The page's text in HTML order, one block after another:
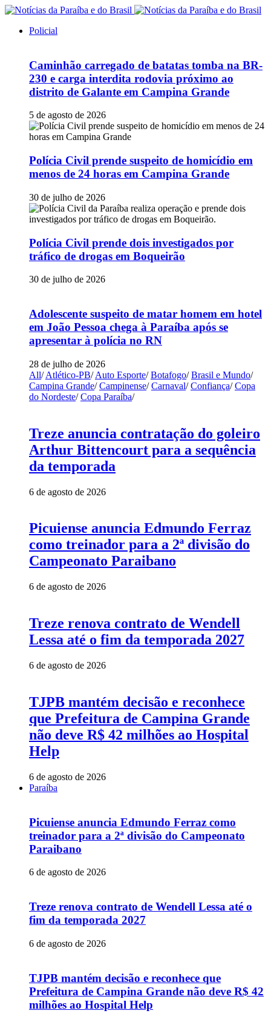
Policial
Caminhão carregado de batatas tomba na BR-
230 e carga interdita rodovia próximo ao
distrito de Galante em Campina Grande
5 de agosto de 2026
Polícia Civil prende suspeito de homicídio em
menos de 24 horas em Campina Grande
30 de julho de 2026
Polícia Civil prende dois investigados por
tráfico de drogas em Boqueirão
30 de julho de 2026
Adolescente suspeito de matar homem em hotel
em João Pessoa chega à Paraíba após se
apresentar à polícia no RN
28 de julho de 2026
All/ Atlético-PB/ Auto Esporte/ Botafogo/ Brasil e Mundo/
Campina Grande/ Campinense/ Carnaval/ Confiança/ Copa
do Nordeste/ Copa Paraíba/
Treze anuncia contratação do goleiro
Arthur Bittencourt para a sequência
da temporada
6 de agosto de 2026
Picuiense anuncia Edmundo Ferraz
como treinador para a 2ª divisão do
Campeonato Paraibano
6 de agosto de 2026
Treze renova contrato de Wendell
Lessa até o fim da temporada 2027
6 de agosto de 2026
TJPB mantém decisão e reconhece
que Prefeitura de Campina Grande
não deve R$ 42 milhões ao Hospital
Help
6 de agosto de 2026
Paraíba
Picuiense anuncia Edmundo Ferraz como
treinador para a 2ª divisão do Campeonato
Paraibano
6 de agosto de 2026
Treze renova contrato de Wendell Lessa até o
fim da temporada 2027
6 de agosto de 2026
TJPB mantém decisão e reconhece que
Prefeitura de Campina Grande não deve R$ 42
milhões ao Hospital Help